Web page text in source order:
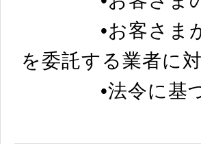
•お客さまが希
を委託する業者に
•法令に基づき